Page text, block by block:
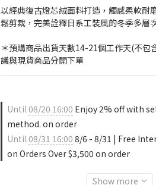
以經典復古燈芯絨面料打造，觸感柔軟耐
鬆剪裁，完美詮釋日系工裝風的冬季多層
＊預購商品出貨天數14-21個工作天(不包
議與現貨商品分開下單
Until08/20 16:00 Enjoy 2% off with
method. on order
Until08/31 16:00 8/6 - 8/31 | Free
on Orders Over $3,500 on order
Show more